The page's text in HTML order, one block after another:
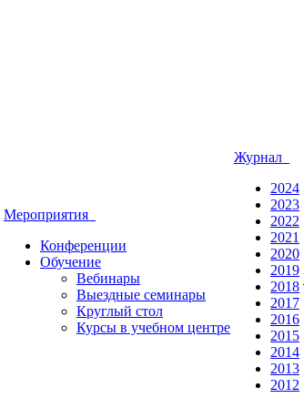
Мероприятия
Конференции
Обучение
Вебинары
Выездные семинары
Круглый стол
Курсы в учебном центре
Журнал
2024
2023
2022
2021
2020
2019
2018
2017
2016
2015
2014
2013
2012